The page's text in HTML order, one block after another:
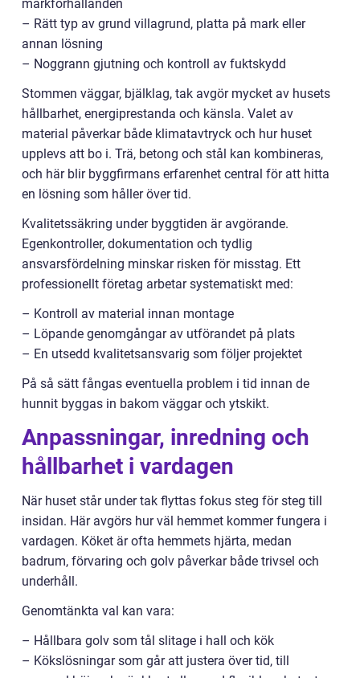
markförhållanden
– Rätt typ av grund villagrund, platta på mark eller
annan lösning
– Noggrann gjutning och kontroll av fuktskydd
Stommen väggar, bjälklag, tak avgör mycket av husets
hållbarhet, energiprestanda och känsla. Valet av
material påverkar både klimatavtryck och hur huset
upplevs att bo i. Trä, betong och stål kan kombineras,
och här blir byggfirmans erfarenhet central för att hitta
en lösning som håller över tid.
Kvalitetssäkring under byggtiden är avgörande.
Egenkontroller, dokumentation och tydlig
ansvarsfördelning minskar risken för misstag. Ett
professionellt företag arbetar systematiskt med:
– Kontroll av material innan montage
– Löpande genomgångar av utförandet på plats
– En utsedd kvalitetsansvarig som följer projektet
På så sätt fångas eventuella problem i tid innan de
hunnit byggas in bakom väggar och ytskikt.
Anpassningar, inredning och
hållbarhet i vardagen
När huset står under tak flyttas fokus steg för steg till
insidan. Här avgörs hur väl hemmet kommer fungera i
vardagen. Köket är ofta hemmets hjärta, medan
badrum, förvaring och golv påverkar både trivsel och
underhåll.
Genomtänkta val kan vara:
– Hållbara golv som tål slitage i hall och kök
– Kökslösningar som går att justera över tid, till